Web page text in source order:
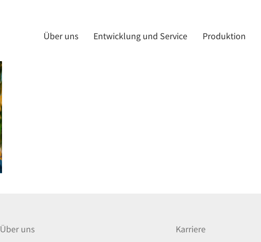
Über uns Entwicklung und Service Produktion
Über uns
Karriere